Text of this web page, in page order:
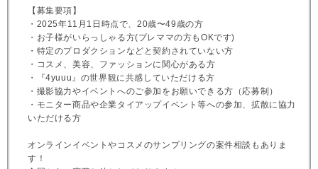
【募集要項】
・2025年11月1日時点で、20歳〜49歳の方
・お子様がいらっしゃる方(プレママの方もOKです)
・特定のプロダクションなどと契約されていない方
・コスメ、美容、ファッションに関心がある方
・『4yuuu』の世界観に共感していただける方
・撮影協力やイベントへのご参加をお願いできる方（応募制）
・モニター商品や企業タイアップイベント等への参加、拡散に協力
いただける方
オンラインイベントやコスメのサンプリングの案件相談もありま
す！